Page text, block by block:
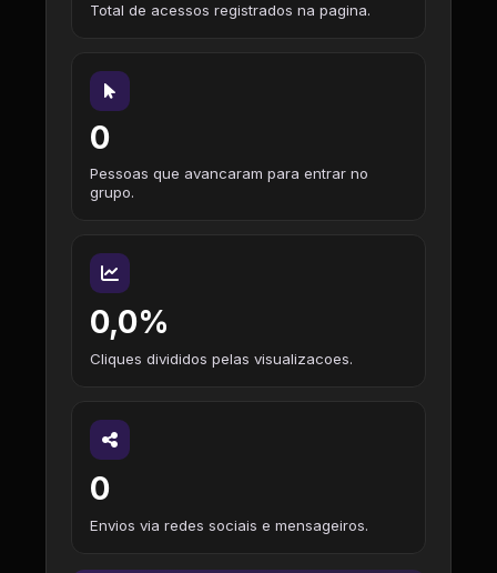
Total de acessos registrados na pagina.
0
Pessoas que avancaram para entrar no
grupo.
0,0%
Cliques divididos pelas visualizacoes.
0
Envios via redes sociais e mensageiros.